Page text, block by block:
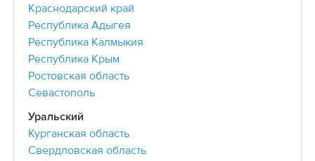
Краснодарский край
Республика Адыгея
Республика Калмыкия
Республика Крым
Ростовская область
Севастополь
Уральский
Курганская область
Свердловская область